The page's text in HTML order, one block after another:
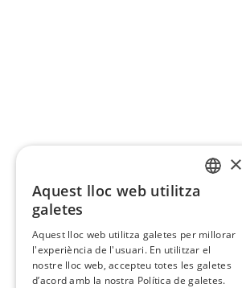
×
Aquest lloc web utilitza
galetes
Aquest lloc web utilitza galetes per millorar
l'experiència de l'usuari. En utilitzar el
nostre lloc web, accepteu totes les galetes
d’acord amb la nostra Política de galetes.